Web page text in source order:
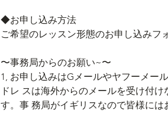
◆お申し込み方法
ご希望のレッスン形態のお申し込みフ
〜事務局からのお願い~〜
1, お申し込みはGメールやヤフーメー
ドレ スは海外からのメールを受け付
す。事 務局がイギリスなので皆様に